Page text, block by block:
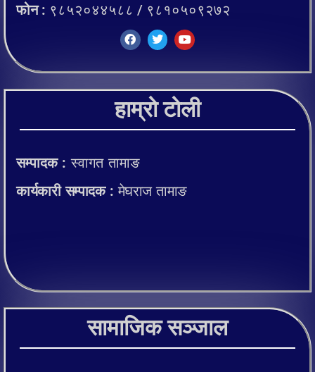
फोन : ९८५२०४४५८८ / ९८१०५०९२७२
हाम्रो टोली
सम्पादक :स्वागत तामाङ
कार्यकारी सम्पादक :मेघराज तामाङ
सामाजिक सञ्जाल